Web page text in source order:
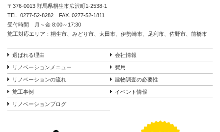
〒376-0013 群馬県桐生市広沢町1-2538-1
TEL. 0277-52-8282 FAX. 0277-52-1811
受付時間 月～金 8:00～17:30
施工対応エリア：桐生市、みどり市、太田市、伊勢崎市、足利市、佐野市、前橋市
選ばれる理由 会社情報
リノベーションメニュー 費用
リノベーションの流れ 建物調査の必要性
施工事例 イベント情報
リノベーションブログ